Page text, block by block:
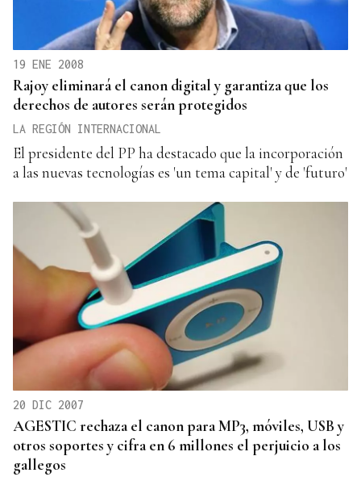
19 ENE 2008
Rajoy eliminará el canon digital y garantiza que los
derechos de autores serán protegidos
LA REGIÓN INTERNACIONAL
El presidente del PP ha destacado que la incorporación
a las nuevas tecnologías es 'un tema capital' y de 'futuro'
20 DIC 2007
AGESTIC rechaza el canon para MP3, móviles, USB y
otros soportes y cifra en 6 millones el perjuicio a los
gallegos